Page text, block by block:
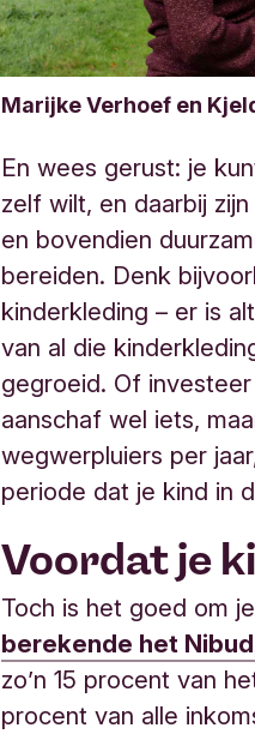
Marijke Verhoef en
En wees gerust: je
zelf wilt, en daarbij
en bovendien
bereiden. Denk
kinderkleding – er is
van al die
gegroeid. Of
aanschaf wel iets,
wegwerpluiers per
periode dat je kind in
Voordat je
Toch is het goed om
berekende het
zo’n 15 procent van
procent van alle